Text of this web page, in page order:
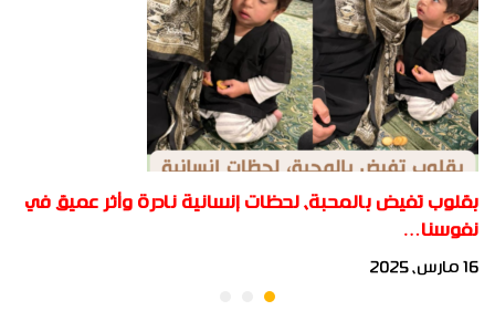
بقلوب تفيض بالمحبة، لحظات إنسانية نادرة وأثر عميق في
نفوسنا…
16 مارس، 2025